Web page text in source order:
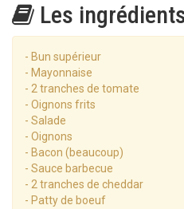
Les
- Bun supérieur
- Mayonnaise
- 2 tranches de tomate
- Oignons frits
- Salade
- Oignons
- Bacon (beaucoup)
- Sauce barbecue
- 2 tranches de cheddar
- Patty de boeuf